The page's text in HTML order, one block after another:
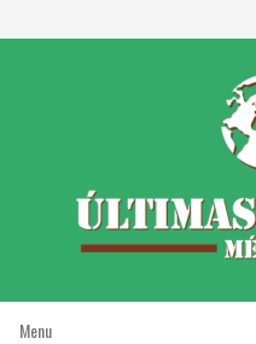
Menu
Menu